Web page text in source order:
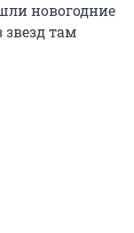
новогодние
там